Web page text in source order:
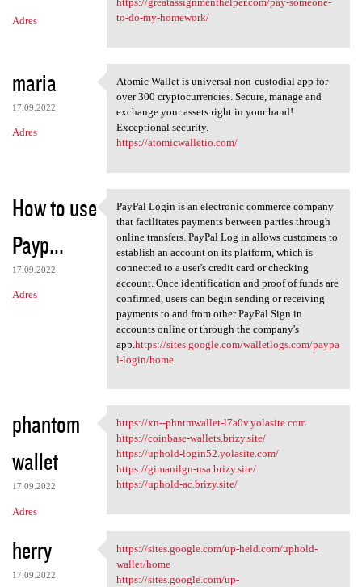
Adres
to-do-my-homework/
maria
17.09.2022
Adres
Atomic Wallet is universal
Atomic Wallet is universal non-custodial app for
over 300 cryptocurrencies. Secure, manage and
exchange your assets right in your hand!
Exceptional security.
https://atomicwalletio.com/
How to use
Payp...
17.09.2022
Adres
PayPal Login is an electronic
PayPal Login is an electronic commerce company
that facilitates payments between parties through
online transfers. PayPal Log in allows customers to
establish an account on its platform, which is
connected to a user's credit card or checking
account. Once identification and proof of funds are
confirmed, users can begin sending or receiving
payments to and from other PayPal Sign in
accounts online or through the company's
app. https://sites.google.com/walletlogs.com/paypa
l-login/home
phantom
wallet
17.09.2022
Adres
https://xn--phntmwallet-l7a0v
https://xn--phntmwallet-l7a0v.yolasite.com
https://coinbase-wallets.brizy.site/
https://uphold-login52.yolasite.com/
https://gimanilgn-usa.brizy.site/
https://uphold-ac.brizy.site/
herry
17.09.2022
https://sites.google.com/up
https://sites.google.com/up-held.com/uphold-
wallet/home
https://sites.google.com/up-